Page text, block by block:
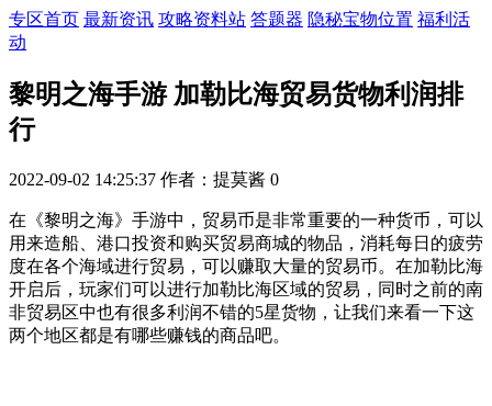
专区首页 最新资讯 攻略资料站 答题器 隐秘宝物位置 福利活
动
黎明之海手游 加勒比海贸易货物利润排
行
2022-09-02 14:25:37 作者：提莫酱 0
在《黎明之海》手游中，贸易币是非常重要的一种货币，可以
用来造船、港口投资和购买贸易商城的物品，消耗每日的疲劳
度在各个海域进行贸易，可以赚取大量的贸易币。在加勒比海
开启后，玩家们可以进行加勒比海区域的贸易，同时之前的南
非贸易区中也有很多利润不错的5星货物，让我们来看一下这
两个地区都是有哪些赚钱的商品吧。